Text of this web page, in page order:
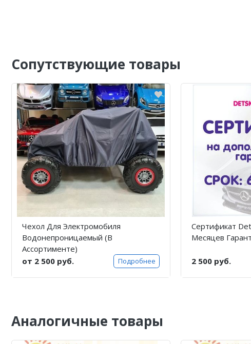
Сопутствующие товары
Чехол Для Электромобиля
Водонепроницаемый (В
Ассортименте)
от 2 500 руб.
Подробнее
Сертификат
Месяцев
2 500 руб.
Аналогичные товары